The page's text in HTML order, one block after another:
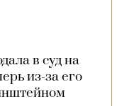
в суд на
из-за его